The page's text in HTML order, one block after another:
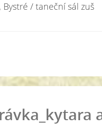
/ taneční sál zuš